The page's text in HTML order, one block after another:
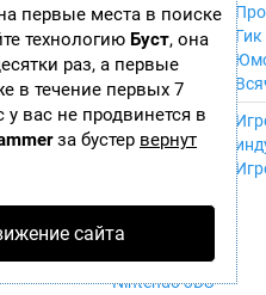
первые места в поиске
технологию Буст, она
раз, а первые
в течение первых 7
вас не продвинется в
за бустер вернут
сайта
Android
iPhone, iPod,
iPad
MacOS
Sega Mega Drive
NES
Wii U
PS4
Xbox One
Nintendo 3DS
Гик